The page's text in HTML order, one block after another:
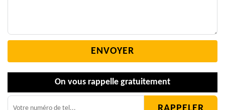
On vous rappelle gratuitement